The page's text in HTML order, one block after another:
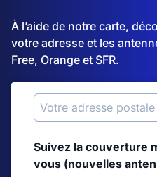
À l’aide de notre carte,
votre adresse et les
Free, Orange et SFR.
Suivez la couverture
vous (nouvelles